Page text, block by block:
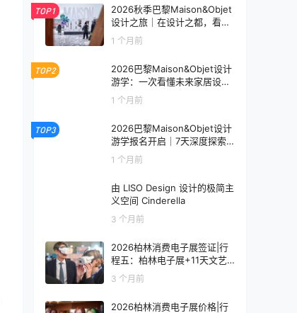
TOP1
2026秋季巴黎Maison&Objet
设计之旅｜在设计之都，看见
未来生活的模样
1 个月前
TOP2
2026巴黎Maison&Objet设计
游学：一次看懂未来家居设计
趋势
1 个月前
TOP3
2026巴黎Maison&Objet设计
游学报名开启｜7天深度探索
全球家居设计趋势
1 个月前
由 LISO Design 设计的极简主
义空间 Cinderella
3 个月前
2026柏林消费电子展签证|行
程五：柏林电子展+11天文艺
复兴之旅
3 个月前
2026柏林消费电子展价格|行